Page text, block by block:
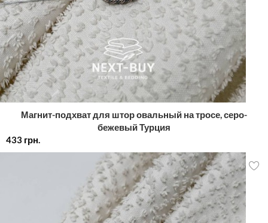
Магнит-подхват для штор овальный на тросе, серо-
бежевый Турция
433 грн.